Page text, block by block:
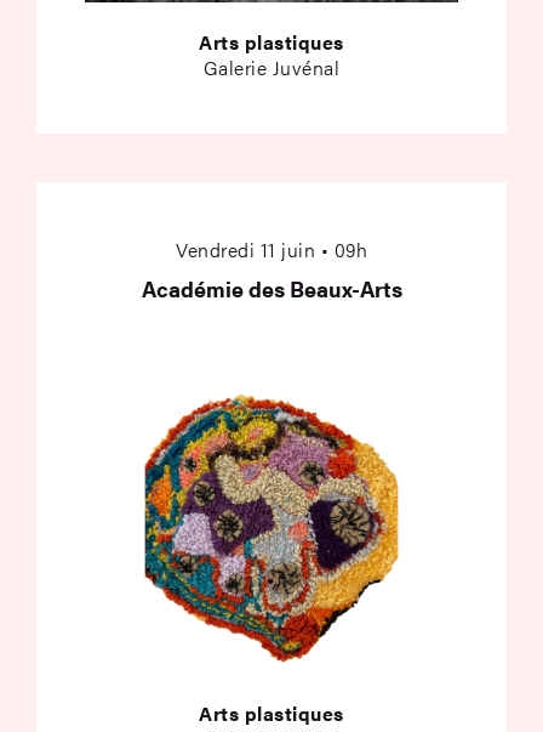
Arts plastiques
Galerie Juvénal
Vendredi 11 juin • 09h
Académie des Beaux-Arts
Arts plastiques